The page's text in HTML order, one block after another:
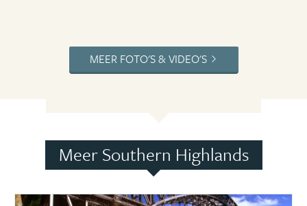
MEER FOTO'S & VIDEO'S
Meer Southern Highlands